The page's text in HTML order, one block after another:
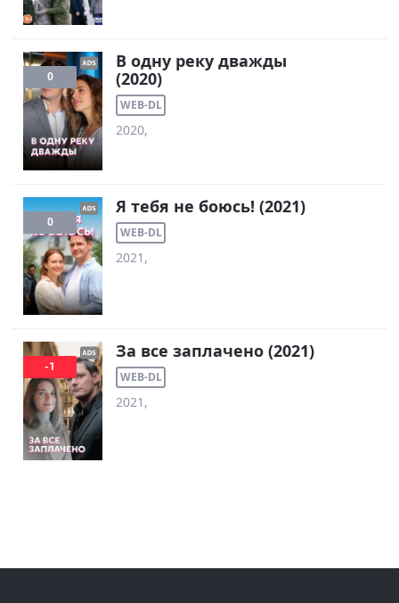
0
В одну реку дважды
(2020)
WEB-DL
2020,
0
Я тебя не боюсь! (2021)
WEB-DL
2021,
-1
За все заплачено (2021)
WEB-DL
2021,